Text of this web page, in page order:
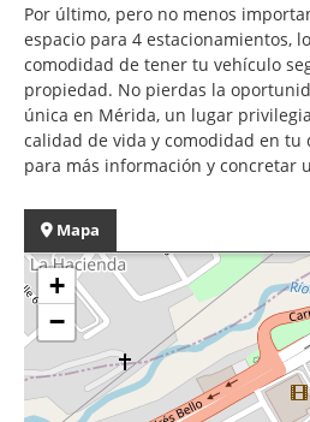
Por último, pero no menos
espacio para 4 estacionamientos,
comodidad de tener tu vehículo
propiedad. No pierdas la
única en Mérida, un lugar
calidad de vida y comodidad en tu
para más información y concretar
Mapa
+
−